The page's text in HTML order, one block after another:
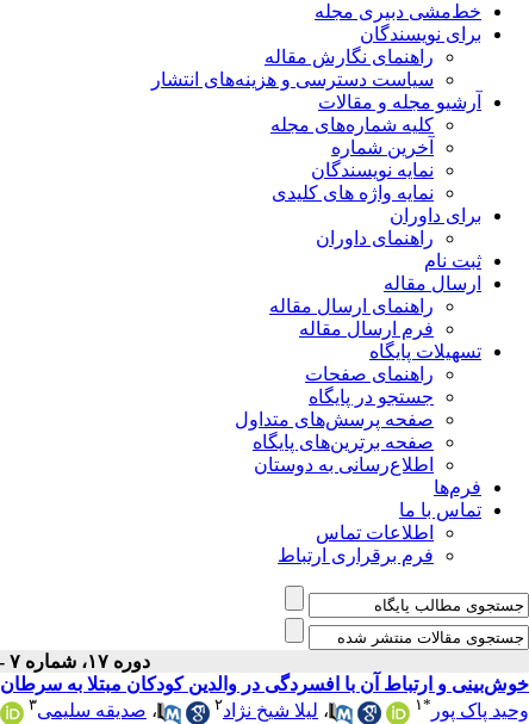
خط‌مشی دبیری مجله
برای نویسندگان
راهنمای نگارش مقاله
سیاست دسترسی و هزینه‌های انتشار
آرشیو مجله و مقالات
کلیه شماره‌های مجله
آخرین شماره
نمایه نویسندگان
نمایه واژه های کلیدی
برای داوران
راهنمای داوران
ثبت نام
ارسال مقاله
راهنمای ارسال مقاله
فرم ارسال مقاله
تسهیلات پایگاه
راهنمای صفحات
جستجو در پایگاه
صفحه پرسش‌های متداول
صفحه برترین‌های پایگاه
اطلاع‌رسانی به دوستان
فرم‌ها
تماس با ما
اطلاعات تماس
فرم برقراری ارتباط
دوره ۱۷، شماره ۷ - ( مهر ۱۳۹۸ )
خوش‌بینی و ارتباط آن با افسردگی در والدین کودکان مبتلا به سرطان
وحید پاک پور *۱ ، لیلا شیخ نژاد۲ ، صدیقه سلیمی۳